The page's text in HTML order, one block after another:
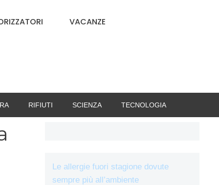
VACANZE
RIFIUTI SCIENZA TECNOLOGIA
Le allergie fuori stagione dovute
sempre più all’ambiente